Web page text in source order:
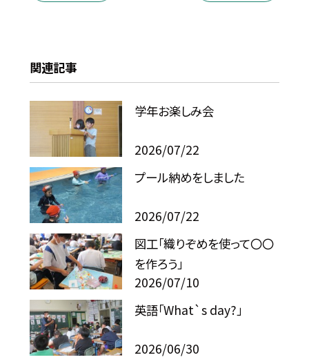
関連記事
学年お楽しみ会
2026/07/22
プール納めをしました
2026/07/22
図工「織りぞめを使って〇〇
を作ろう」
2026/07/10
英語「What`s day?」
2026/06/30